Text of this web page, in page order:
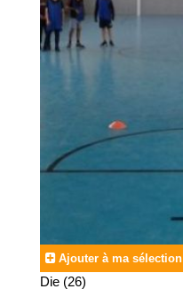
Ajouter à ma sélection
Die (26)